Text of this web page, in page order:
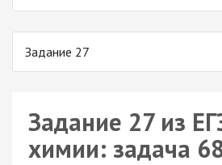
Задание 27
Задание 27 из
химии: задача